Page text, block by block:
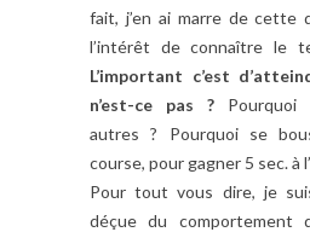
fait, j’en ai marre de cette
l’intérêt de connaître le
L’important c’est
n’est-ce pas ? Pourquoi
autres ? Pourquoi se
course, pour gagner 5 sec. à
Pour tout vous dire, je
déçue du comportement